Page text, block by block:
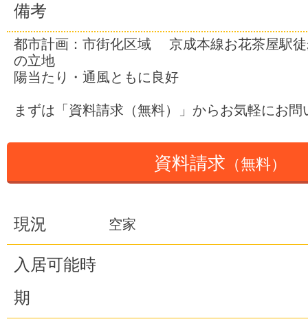
備考
都市計画：市街化区域 京成本線お花茶屋駅徒
の立地
陽当たり・通風ともに良好
まずは「資料請求（無料）」からお気軽にお
資料請求 （無料）
現況 空家
入居可能時
期